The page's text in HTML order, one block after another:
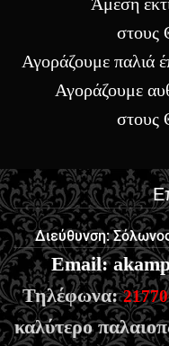
στους
Αγοράζουμε παλιά
Αγοράζουμε
στους
Διεύθυνση:
Email:
Τηλέφωνα:
καλύτερο